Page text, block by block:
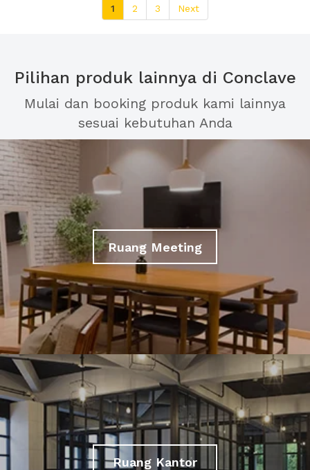
1 2 3 Next
Pilihan produk lainnya di Conclave
Mulai dan booking produk kami lainnya
sesuai kebutuhan Anda
Ruang Meeting
Ruang Kantor